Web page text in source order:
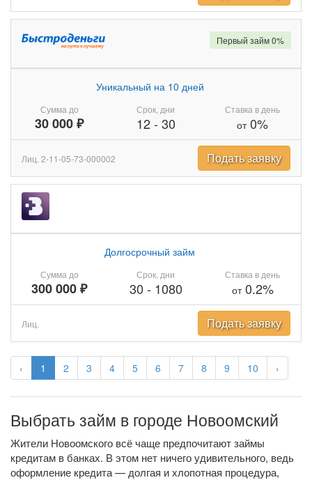
‹ 1 2 3 4 5 6 7 8 9 10 ›
Сумма до
30 000 ₽
Уникальный на 10 дней
Срок, дни
12- 30
Ставка в день
от0%
Первый займ 0%
Лиц. 2-11-05-73-000002 Подать заявку
Сумма до
300 000 ₽
Долгосрочный займ
Срок, дни
30 - 1080
Ставка в день
от0.2%
Лиц. Подать заявку
Выбрать займ в городе Новоомский
Жители Новоомского всё чаще предпочитают займы
кредитам в банках. В этом нет ничего удивительного, ведь
оформление кредита — долгая и хлопотная процедура,